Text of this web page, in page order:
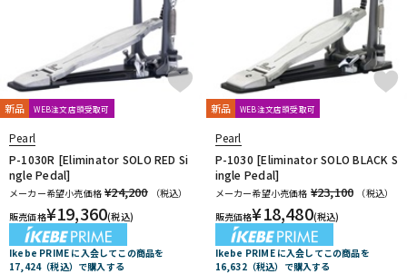
新品 WEB注文店頭受取可
Pearl
P-1030R [Eliminator SOLO RED Si
ngle Pedal]
メーカー希望小売価格 ¥24,200
（税込）
販売価格¥19,360(税込)
Ikebe PRIME に入会してこの商品を
17,424（税込）で購入する
新品 WEB注文店頭受取可
Pearl
P-1030 [Eliminator SOLO BLACK S
ingle Pedal]
メーカー希望小売価格 ¥23,100
（税込）
販売価格¥18,480(税込)
Ikebe PRIME に入会してこの商品を
16,632（税込）で購入する